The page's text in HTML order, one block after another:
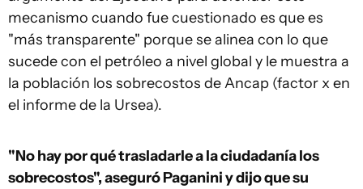
mecanismo cuando fue cuestionado es que es
"más transparente" porque se alinea con lo que
sucede con el petróleo a nivel global y le muestra a
la población los sobrecostos de Ancap (factor x en
el informe de la Ursea).
"No hay por qué trasladarle a la ciudadanía los
sobrecostos", aseguró Paganini y dijo que su